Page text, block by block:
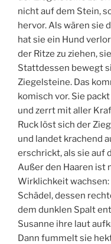
nicht auf dem Stein,
hervor. Als wären sie
hat sie ein Hund
der Ritze zu ziehen,
Stattdessen bewegt
Ziegelsteine. Das
komisch vor. Sie
und zerrt mit aller
Ruck löst sich der
und landet krachend
erschrickt, als sie auf
Außer den Haaren ist
Wirklichkeit
Schädel, dessen
dem dunklen Spalt
Susanne ihre laut
Dann fummelt sie